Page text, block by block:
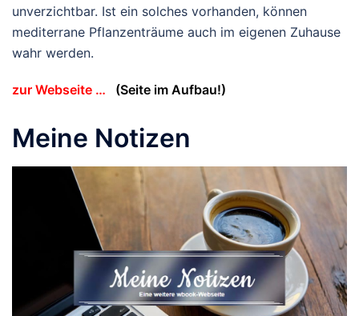
unverzichtbar. Ist ein solches vorhanden, können
mediterrane Pflanzenträume auch im eigenen Zuhause
wahr werden.
zur Webseite … (Seite im Aufbau!)
Meine Notizen